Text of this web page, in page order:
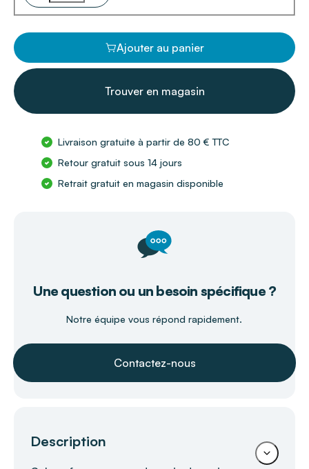
Ajouter au panier
Trouver en magasin
Livraison gratuite à partir de 80 € TTC
Retour gratuit sous 14 jours
Retrait gratuit en magasin disponible
Une question ou un besoin spécifique ?
Notre équipe vous répond rapidement.
Contactez-nous
Description